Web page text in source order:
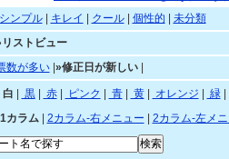
べてのジャンルのテンプレ
ジャンル・並び順・
ンプル |キレイ|クール |個性的|未分類
ストビュー
数が多い| »修正日が新しい |